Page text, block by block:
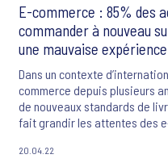
E-commerce : 85% des
commander à nouveau
une mauvaise
Dans un contexte
commerce depuis plusieurs
de nouveaux standards de
fait grandir les attentes des
européens afin de mieux
20.04.22